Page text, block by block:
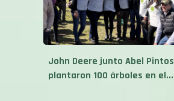
John Deere junto Abel Pintos
plantaron 100 árboles en el...